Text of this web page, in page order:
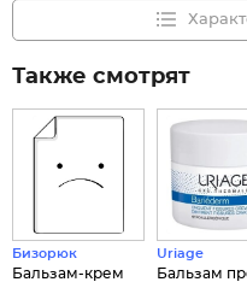
Также смотрят
Бизорюк
Бальзам-крем
Uriage
Бальзам